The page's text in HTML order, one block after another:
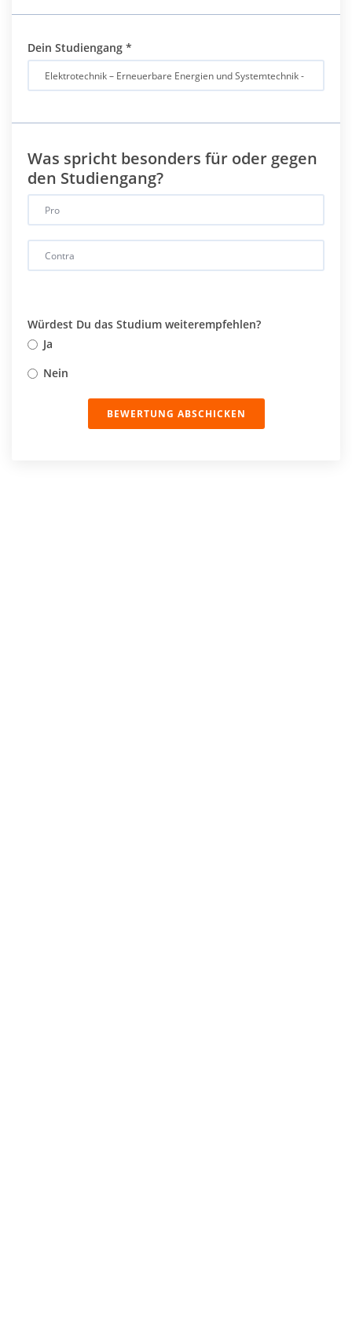
Dein Studiengang *
Was spricht besonders für oder gegen
den Studiengang?
Würdest Du das Studium weiterempfehlen?
Ja
Nein
BEWERTUNG ABSCHICKEN